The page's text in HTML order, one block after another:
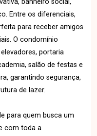
banheiro social,
Entre os diferenciais,
para receber amigos
O condomínio
portaria
salão de festas e
garantindo segurança,
de lazer.
para quem busca um
com toda a